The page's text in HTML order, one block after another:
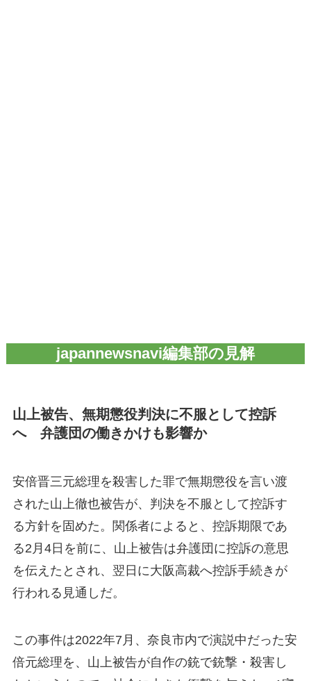
japannewsnavi編集部の見解
山上被告、無期懲役判決に不服として控訴
へ 弁護団の働きかけも影響か
安倍晋三元総理を殺害した罪で無期懲役を言い渡
された山上徹也被告が、判決を不服として控訴す
る方針を固めた。関係者によると、控訴期限であ
る2月4日を前に、山上被告は弁護団に控訴の意思
を伝えたとされ、翌日に大阪高裁へ控訴手続きが
行われる見通しだ。
この事件は2022年7月、奈良市内で演説中だった安
倍元総理を、山上被告が自作の銃で銃撃・殺害し